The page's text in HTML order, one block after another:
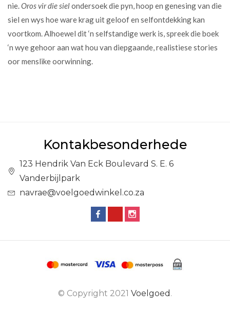
nie. Oros vir die sielondersoek die pyn, hoop en genesing van die
siel en wys hoe ware krag uit geloof en selfontdekking kan
voortkom. Alhoewel dit ‘n selfstandige werk is, spreek die boek
‘n wye gehoor aan wat hou van diepgaande, realistiese stories
oor menslike oorwinning.
Kontakbesonderhede
123 Hendrik Van Eck Boulevard S. E. 6
Vanderbijlpark
navrae@voelgoedwinkel.co.za
© Copyright 2021 Voelgoed .